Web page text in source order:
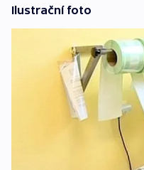
Ilustrační foto